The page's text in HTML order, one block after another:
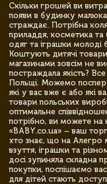
Скільки грошей ви
появи в будинку
страждає. Потрібна
приладдя, косметика та
одяг та іграшки молоді
Коштують дитячі
магазинами зовсім не
постраждала якість?
Польщі. Можемо
які у вас вже є або які
товари польських
оптимальне
потрібно, ви можете на
«BABY.co.ua» – ваш
хто знає, що на Алегро
взуття, іграшки та
досі зупиняла складна
покупки, поспішаємо
для дітей стають